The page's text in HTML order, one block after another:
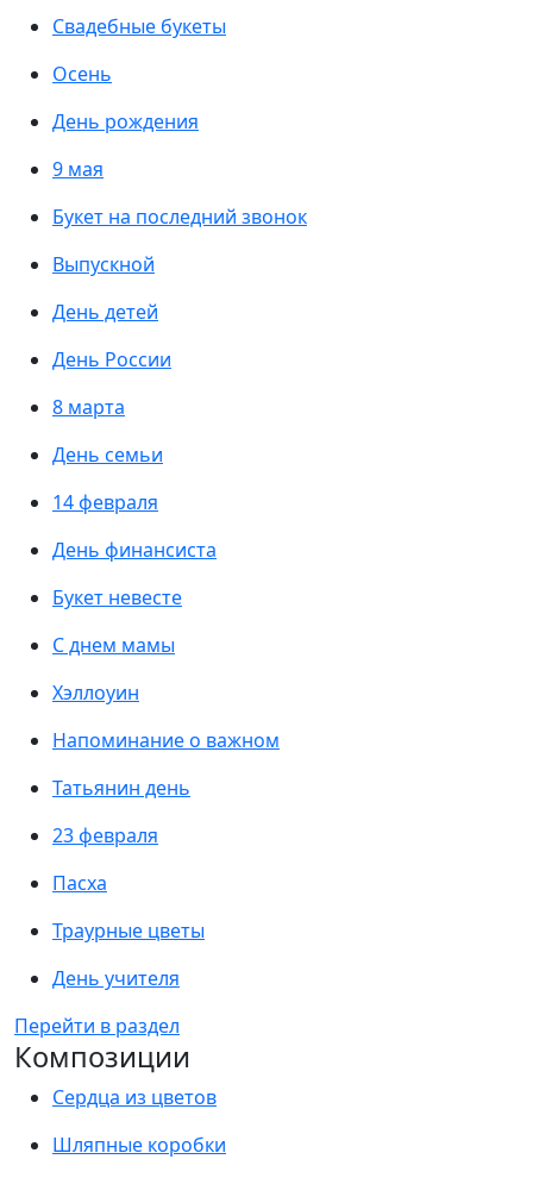
Свадебные букеты
Осень
День рождения
9 мая
Букет на последний звонок
Выпускной
День детей
День России
8 марта
День семьи
14 февраля
День финансиста
Букет невесте
С днем мамы
Хэллоуин
Напоминание о важном
Татьянин день
23 февраля
Пасха
Траурные цветы
День учителя
Перейти в раздел
Композиции
Сердца из цветов
Шляпные коробки